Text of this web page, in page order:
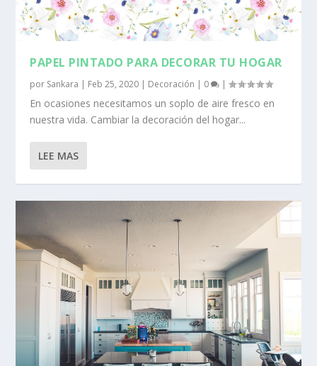
PAPEL PINTADO PARA DECORAR TU HOGAR
por Sankara | Feb 25, 2020 | Decoración | 0 |
En ocasiones necesitamos un soplo de aire fresco en
nuestra vida. Cambiar la decoración del hogar...
LEE MAS